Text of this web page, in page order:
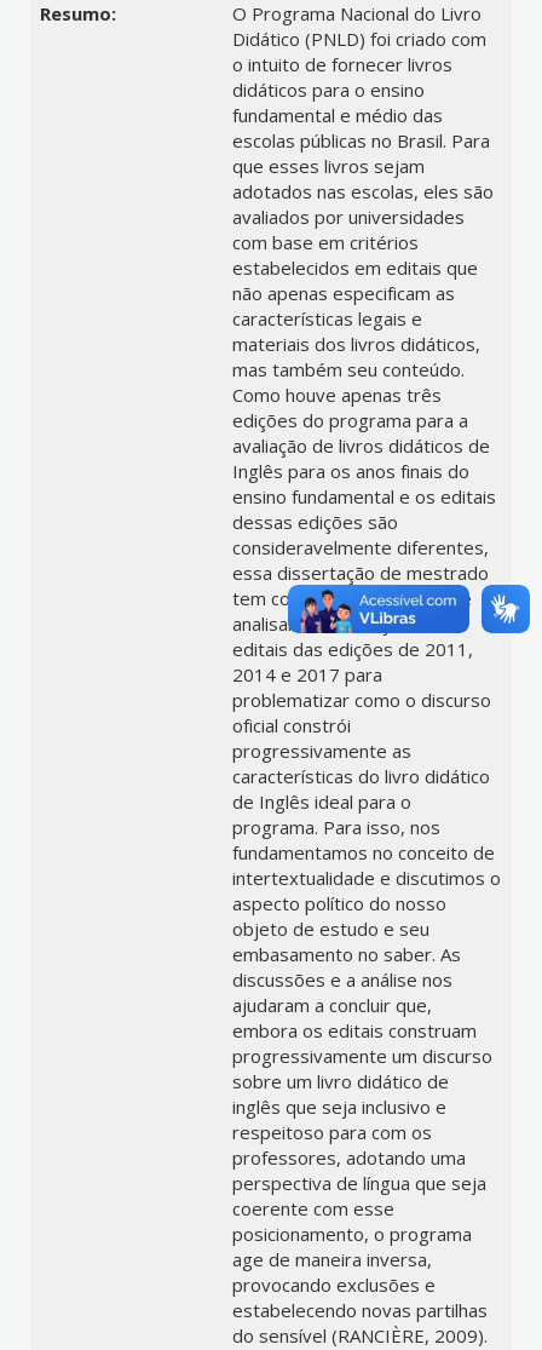
Resumo:
O Programa Nacional do Livro
Didático (PNLD) foi criado com
o intuito de fornecer livros
didáticos para o ensino
fundamental e médio das
escolas públicas no Brasil. Para
que esses livros sejam
adotados nas escolas, eles são
avaliados por universidades
com base em critérios
estabelecidos em editais que
não apenas especificam as
características legais e
materiais dos livros didáticos,
mas também seu conteúdo.
Como houve apenas três
edições do programa para a
avaliação de livros didáticos de
Inglês para os anos finais do
ensino fundamental e os editais
dessas edições são
consideravelmente diferentes,
essa dissertação de mestrado
tem como objetivo discutir e
analisar as mudanças nos
editais das edições de 2011,
2014 e 2017 para
problematizar como o discurso
oficial constrói
progressivamente as
características do livro didático
de Inglês ideal para o
programa. Para isso, nos
fundamentamos no conceito de
intertextualidade e discutimos o
aspecto político do nosso
objeto de estudo e seu
embasamento no saber. As
discussões e a análise nos
ajudaram a concluir que,
embora os editais construam
progressivamente um discurso
sobre um livro didático de
inglês que seja inclusivo e
respeitoso para com os
professores, adotando uma
perspectiva de língua que seja
coerente com esse
posicionamento, o programa
age de maneira inversa,
provocando exclusões e
estabelecendo novas partilhas
do sensível (RANCIÈRE, 2009).